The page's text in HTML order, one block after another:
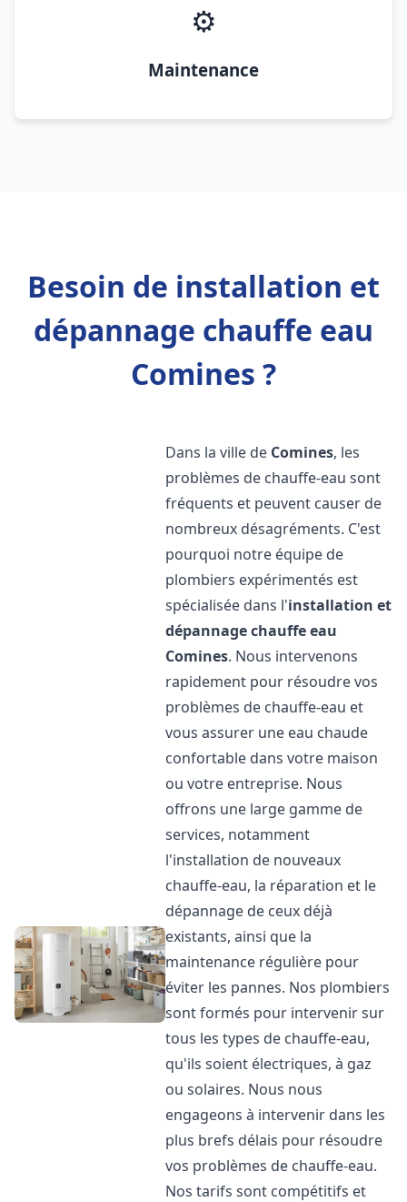
⚙️
Maintenance
Besoin de installation et
dépannage chauffe eau
Comines ?
Dans la ville de Comines, les
problèmes de chauffe-eau sont
fréquents et peuvent causer de
nombreux désagréments. C'est
pourquoi notre équipe de
plombiers expérimentés est
spécialisée dans l'installation et
dépannage chauffe eau
Comines. Nous intervenons
rapidement pour résoudre vos
problèmes de chauffe-eau et
vous assurer une eau chaude
confortable dans votre maison
ou votre entreprise. Nous
offrons une large gamme de
services, notamment
l'installation de nouveaux
chauffe-eau, la réparation et le
dépannage de ceux déjà
existants, ainsi que la
maintenance régulière pour
éviter les pannes. Nos plombiers
sont formés pour intervenir sur
tous les types de chauffe-eau,
qu'ils soient électriques, à gaz
ou solaires. Nous nous
engageons à intervenir dans les
plus brefs délais pour résoudre
vos problèmes de chauffe-eau.
Nos tarifs sont compétitifs et